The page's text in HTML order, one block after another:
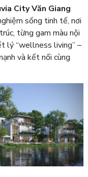
City Văn Giang
sống tinh tế, nơi
từng gam màu nội
lý “wellness living” –
và kết nối cùng